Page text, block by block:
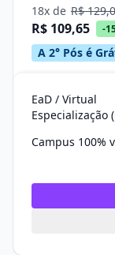
18x de R$
R$ 109,65 -
A 2° Pós é
EaD / Virtual
Campus 100%